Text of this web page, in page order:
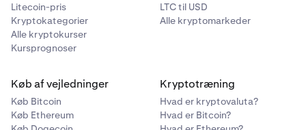
Litecoin-pris
Kryptokategorier
Alle kryptokurser
Kursprognoser
LTC til USD
Alle kryptomarkeder
Køb af vejledninger
Køb Bitcoin
Køb Ethereum
Kryptotræning
Hvad er kryptovaluta?
Hvad er Bitcoin?